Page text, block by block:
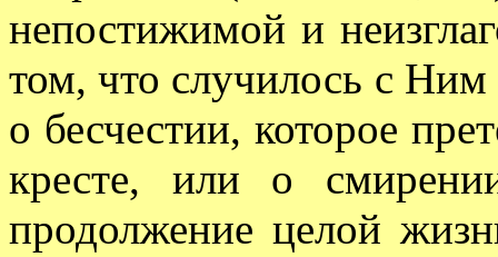
непостижимой и
том, что случилось с
о бесчестии, которое
кресте, или о
продолжение целой